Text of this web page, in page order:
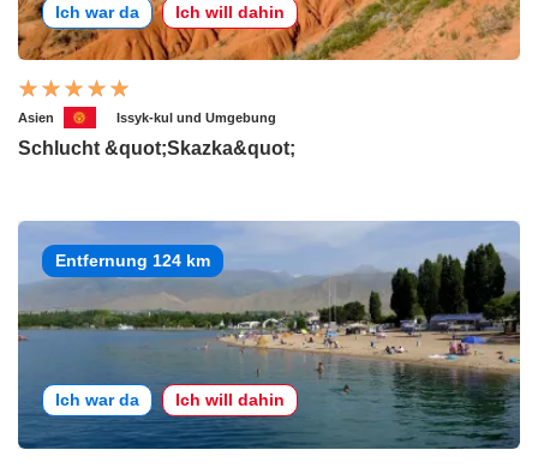
Ich war da Ich will dahin
Asien Issyk-kul und Umgebung
Schlucht &quot;Skazka&quot;
Entfernung 124 km
Ich war da Ich will dahin